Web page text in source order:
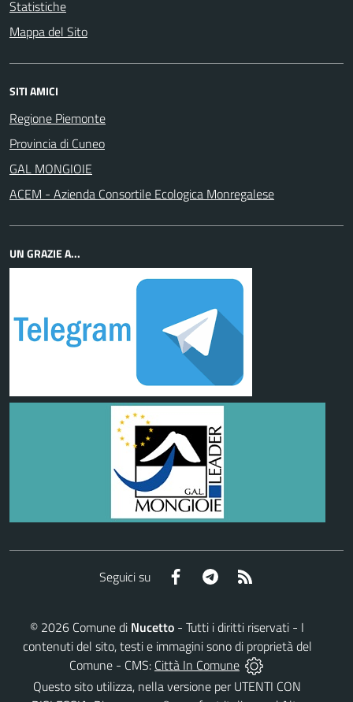
Statistiche
Mappa del Sito
SITI AMICI
Regione Piemonte
Provincia di Cuneo
GAL MONGIOIE
ACEM - Azienda Consortile Ecologica Monregalese
UN GRAZIE A...
Seguici su Facebook Telegram
© 2026 Comune di Nucetto - Tutti i diritti riservati - I
contenuti del sito, testi e immagini sono di proprietà del
Comune - CMS: Città In Comune
Questo sito utilizza, nella versione per UTENTI CON